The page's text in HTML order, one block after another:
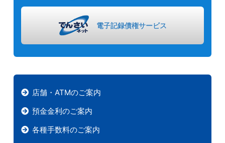
電子記録債権サービス
店舗・ATMのご案内
預金金利のご案内
各種手数料のご案内